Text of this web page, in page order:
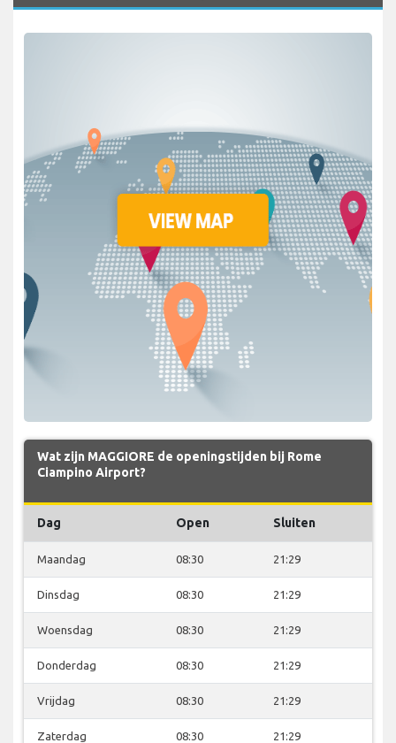
Wat zijn MAGGIORE de openingstijden bij Rome
Ciampino Airport?
Dag Open Sluiten
Maandag 08:30 21:29
Dinsdag 08:30 21:29
Woensdag 08:30 21:29
Donderdag 08:30 21:29
Vrijdag 08:30 21:29
Zaterdag 08:30 21:29